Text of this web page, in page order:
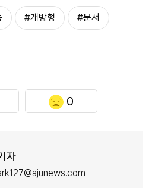
#개방형 #문서
0
자